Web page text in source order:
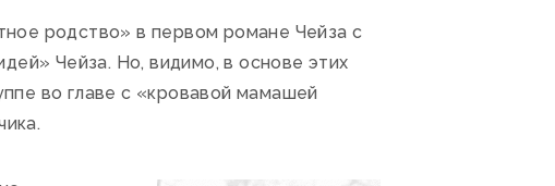
родство» в первом романе Чейза с
Чейза. Но, видимо, в основе этих
во главе с «кровавой мамашей